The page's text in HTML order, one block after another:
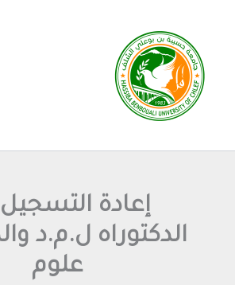
المحتوى
إعادة
الدكتوراه ل.م.د
علوم